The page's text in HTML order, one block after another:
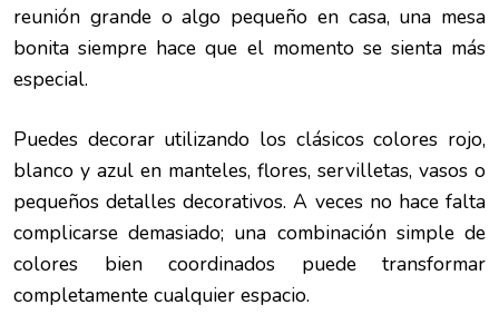
reunión grande o algo pequeño en casa, una mesa
bonita siempre hace que el momento se sienta más
especial.
Puedes decorar utilizando los clásicos colores rojo,
blanco y azul en manteles, flores, servilletas, vasos o
pequeños detalles decorativos. A veces no hace falta
complicarse demasiado; una combinación simple de
colores bien coordinados puede transformar
completamente cualquier espacio.